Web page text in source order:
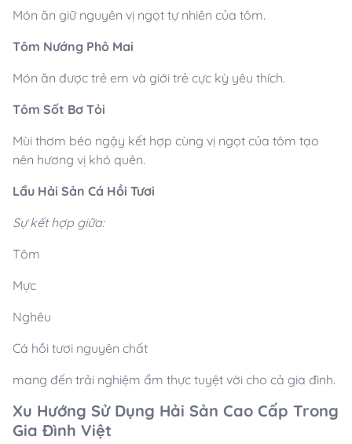
Món ăn giữ nguyên vị ngọt tự nhiên của tôm.
Tôm Nướng Phô Mai
Món ăn được trẻ em và giới trẻ cực kỳ yêu thích.
Tôm Sốt Bơ Tỏi
Mùi thơm béo ngậy kết hợp cùng vị ngọt của tôm tạo
nên hương vị khó quên.
Lẩu Hải Sản Cá Hồi Tươi
Sự kết hợp giữa:
Tôm
Mực
Nghêu
Cá hồi tươi nguyên chất
mang đến trải nghiệm ẩm thực tuyệt vời cho cả gia đình.
Xu Hướng Sử Dụng Hải Sản Cao Cấp Trong
Gia Đình Việt